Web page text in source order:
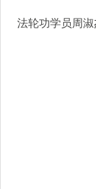
法轮功学